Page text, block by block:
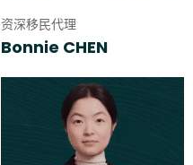
资深移民代理
Bonnie CHEN